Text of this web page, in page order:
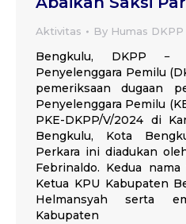
Aktivitas By Humas DKPP
Bengkulu, DKPP −
Penyelenggara Pemilu
pemeriksaan dugaan
Penyelenggara Pemilu
PKE-DKPP/V/2024 di
Bengkulu, Kota
Perkara ini diadukan
Febrinaldo. Kedua
Ketua KPU Kabupaten
Helmansyah serta
Kabupaten